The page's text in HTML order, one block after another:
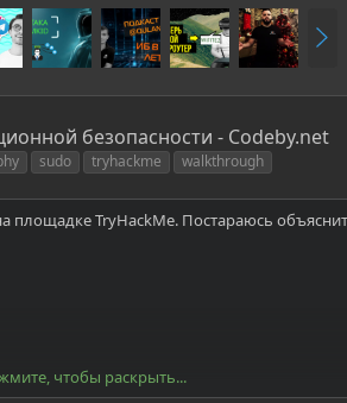
п
р
ё
д
безопасности - Codeby.net
sudo tryhackme walkthrough
TryHackMe. Постараюсь
чтобы раскрыть...